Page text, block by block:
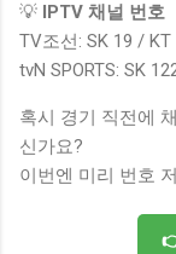
💡 IPTV 채널 번호
TV조선: SK 19 / KT
tvN SPORTS: SK
혹시 경기 직전에
신가요?
이번엔 미리 번호